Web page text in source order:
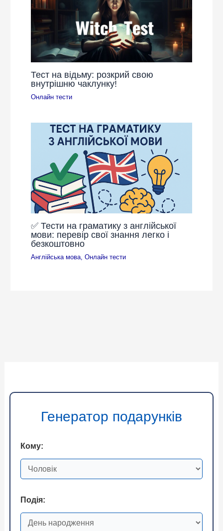
Тест на відьму: розкрий свою
внутрішню чаклунку!
Онлайн тести
✅ Тести на граматику з англійської
мови: перевір свої знання легко і
безкоштовно
Англійська мова,Онлайн тести
Генератор подарунків
Кому:
Подія: